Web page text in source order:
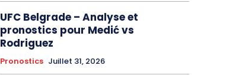
UFC Belgrade – Analyse et
pronostics pour Medić vs
Rodriguez
Pronostics Juillet 31, 2026